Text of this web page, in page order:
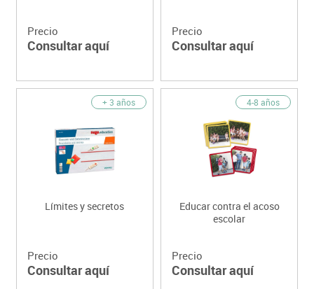
Precio
Consultar aquí
Precio
Consultar aquí
+ 3 años
Límites y secretos
Precio
Consultar aquí
4-8 años
Educar contra el acoso
escolar
Precio
Consultar aquí